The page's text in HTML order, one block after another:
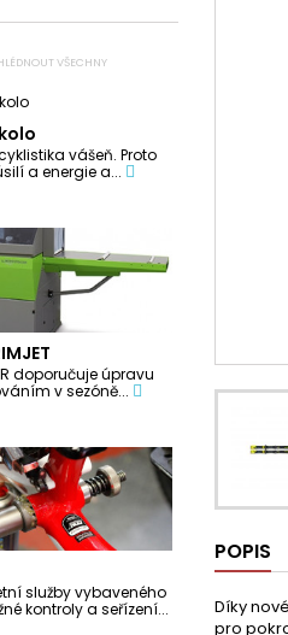
VŠECHNY
vášeň. Proto
a energie a...
doporučuje úpravu
v sezóně...
služby vybaveného
kontroly a seřízení...
POPIS
Díky
pro